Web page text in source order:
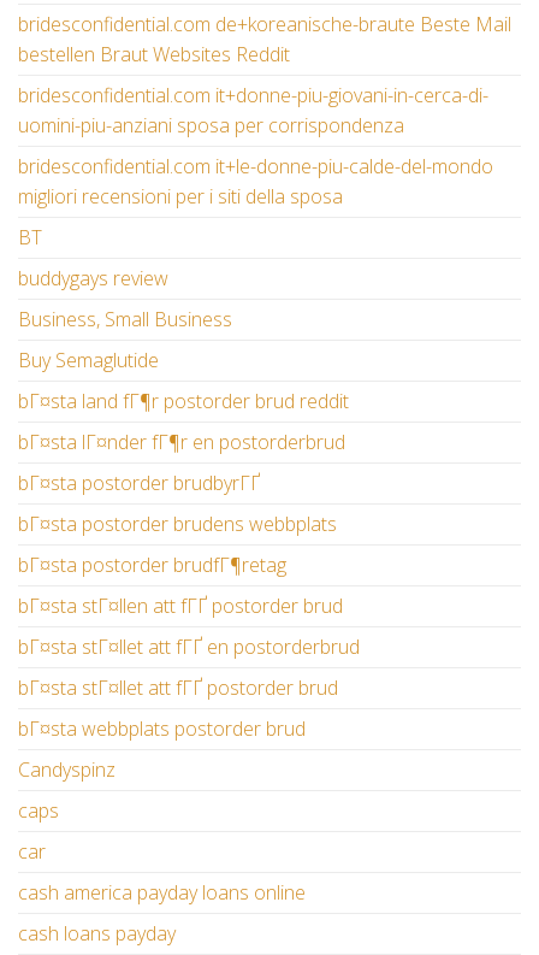
bridesconfidential.com de+koreanische-braute Beste Mail
bestellen Braut Websites Reddit
bridesconfidential.com it+donne-piu-giovani-in-cerca-di-
uomini-piu-anziani sposa per corrispondenza
bridesconfidential.com it+le-donne-piu-calde-del-mondo
migliori recensioni per i siti della sposa
BT
buddygays review
Business, Small Business
Buy Semaglutide
bГ¤sta land fГ¶r postorder brud reddit
bГ¤sta lГ¤nder fГ¶r en postorderbrud
bГ¤sta postorder brudbyrГҐ
bГ¤sta postorder brudens webbplats
bГ¤sta postorder brudfГ¶retag
bГ¤sta stГ¤llen att fГҐ postorder brud
bГ¤sta stГ¤llet att fГҐ en postorderbrud
bГ¤sta stГ¤llet att fГҐ postorder brud
bГ¤sta webbplats postorder brud
Candyspinz
caps
car
cash america payday loans online
cash loans payday